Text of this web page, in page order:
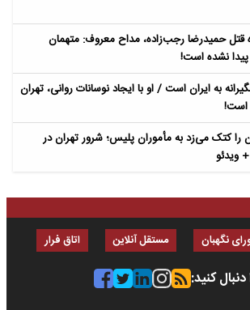
قتل حمیدرضا رجب‌زاده، مداح معروف: متهمان
پیدا نشده است!
به ایران است / او با ایجاد نوسانات روانی، تهران
است!
را کتک می‌زد به مأموران پلیس؛ شرور تهران در
ویدئو
نگهبان مستقل آنلاین اتاق فرار
دنبال کنید: